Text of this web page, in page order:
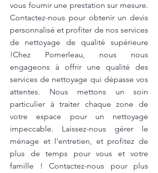
vous fournir une prestation sur mesure.
Contactez-nous pour obtenir un devis
personnalisé et profiter de nos services
de nettoyage de qualité supérieure
!Chez Pomerleau, nous nous
engageons à offrir une qualité des
services de nettoyage qui dépasse vos
attentes. Nous mettons un soin
particulier à traiter chaque zone de
votre espace pour un nettoyage
impeccable. Laissez-nous gérer le
ménage et l'entretien, et profitez de
plus de temps pour vous et votre
famille ! Contactez-nous pour plus